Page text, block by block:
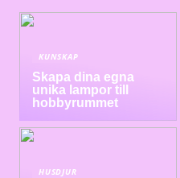
KUNSKAP
Skapa dina egna
unika lampor till
hobbyrummet
HUSDJUR